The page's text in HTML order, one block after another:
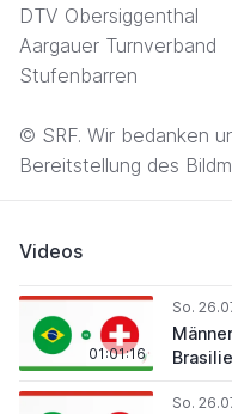
DTV Obersiggenthal
Aargauer Turnverband
Stufenbarren
© SRF. Wir bedanken
Bereitstellung des
Videos
01:01:16
So.
So.